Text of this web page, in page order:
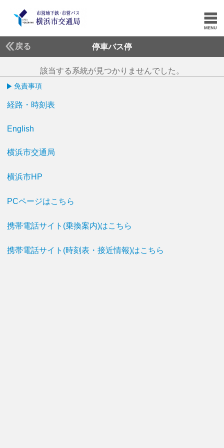
戻る 停車バス停
該当する系統が見つかりませんでした。
免責事項
経路・時刻表
English
横浜市交通局
横浜市HP
PCページはこちら
携帯電話サイト(乗換案内)はこちら
携帯電話サイト(時刻表・接近情報)はこちら